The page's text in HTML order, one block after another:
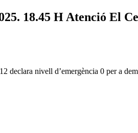
18.45 H Atenció El
declara nivell d’emergència 0 per a